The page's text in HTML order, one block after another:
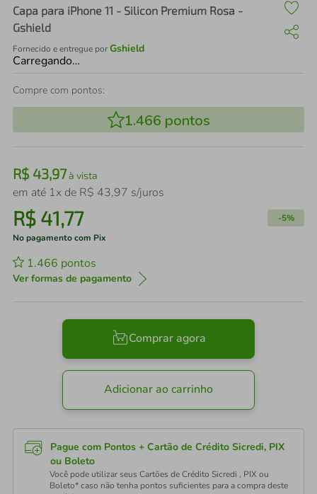
Capa para iPhone 11 - Silicon Premium Rosa -
Gshield
Fornecido e entregue porGshield
Carregando…
Compre com pontos:
1.466 pontos
R$ 43,97à vista
em até 1x de R$ 43,97 s/juros
R$ 41,77 -5%
No pagamento com Pix
1.466 pontos
Ver formas de pagamento
Comprar agora
Adicionar ao carrinho
Pague com Pontos + Cartão de Crédito Sicredi, PIX
ou Boleto
Você pode utilizar seus Cartões de Crédito Sicredi , PIX ou
Boleto* caso não tenha pontos suficientes para a compra deste